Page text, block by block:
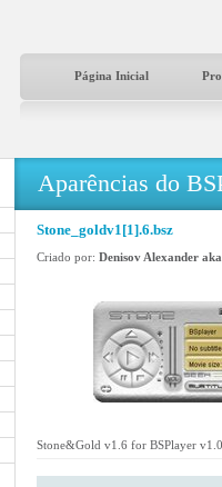
Página Inicial
Aparências do
Stone_goldv1[1].6.bsz
Criado por: Denisov Alexander
Stone&Gold v1.6 for BSPlayer